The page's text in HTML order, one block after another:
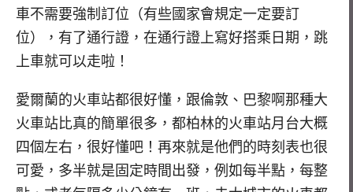
車不需要強制訂位（有些國家會規定一定要訂
位），有了通行證，在通行證上寫好搭乘日期，跳
上車就可以走啦！
愛爾蘭的火車站都很好懂，跟倫敦、巴黎啊那種大
火車站比真的簡單很多，都柏林的火車站月台大概
四個左右，很好懂吧！再來就是他們的時刻表也很
可愛，多半就是固定時間出發，例如每半點，每整